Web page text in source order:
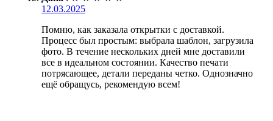
12.03.2025
Помню, как заказала открытки с доставкой.
Процесс был простым: выбрала шаблон, загрузила
фото. В течение нескольких дней мне доставили
все в идеальном состоянии. Качество печати
потрясающее, детали переданы четко. Однозначно
ещё обращусь, рекомендую всем!